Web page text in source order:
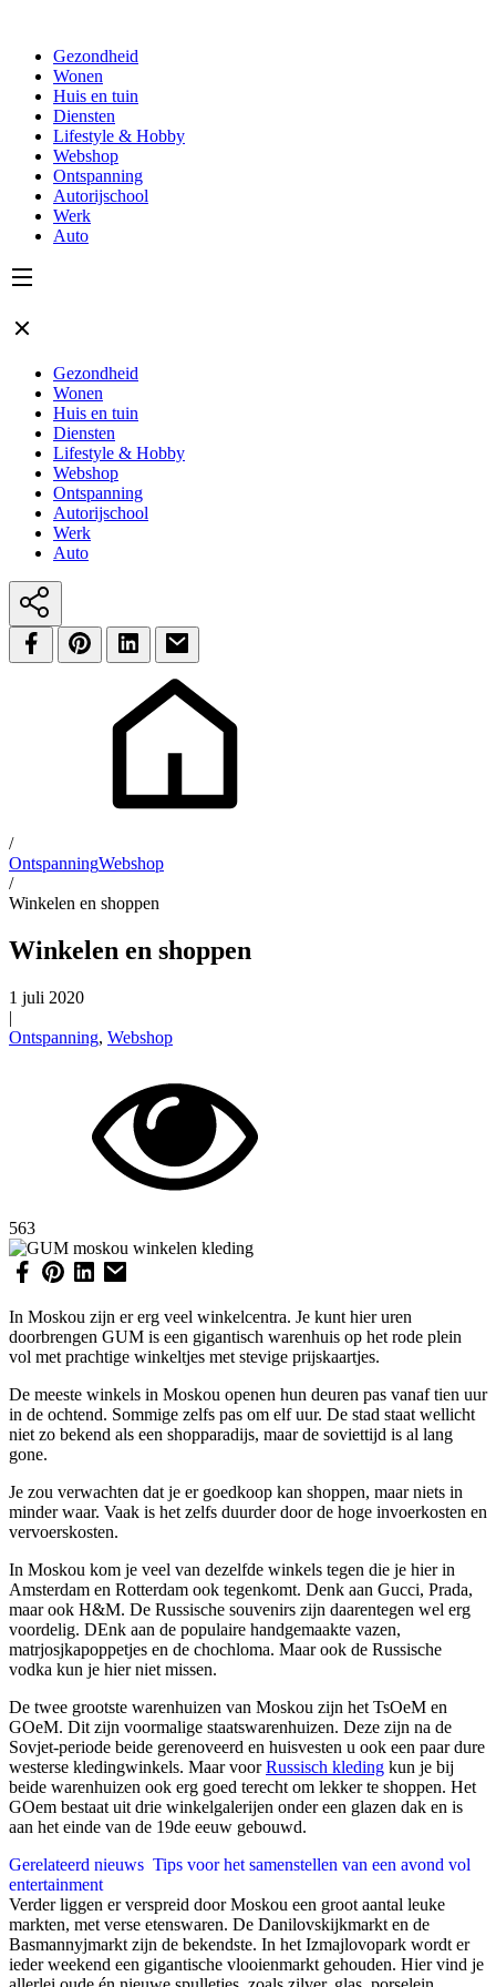
Gezondheid
Wonen
Huis en tuin
Diensten
Lifestyle & Hobby
Webshop
Ontspanning
Autorijschool
Werk
Auto
Gezondheid
Wonen
Huis en tuin
Diensten
Lifestyle & Hobby
Webshop
Ontspanning
Autorijschool
Werk
Auto
/
OntspanningWebshop
/
Winkelen en shoppen
Winkelen en shoppen
1 juli 2020
|
Ontspanning, Webshop
563
In Moskou zijn er erg veel winkelcentra. Je kunt hier uren
doorbrengen GUM is een gigantisch warenhuis op het rode plein
vol met prachtige winkeltjes met stevige prijskaartjes.
De meeste winkels in Moskou openen hun deuren pas vanaf tien uur
in de ochtend. Sommige zelfs pas om elf uur. De stad staat wellicht
niet zo bekend als een shopparadijs, maar de soviettijd is al lang
gone.
Je zou verwachten dat je er goedkoop kan shoppen, maar niets in
minder waar. Vaak is het zelfs duurder door de hoge invoerkosten en
vervoerskosten.
In Moskou kom je veel van dezelfde winkels tegen die je hier in
Amsterdam en Rotterdam ook tegenkomt. Denk aan Gucci, Prada,
maar ook H&M. De Russische souvenirs zijn daarentegen wel erg
voordelig. DEnk aan de populaire handgemaakte vazen,
matrjosjkapoppetjes en de chochloma. Maar ook de Russische
vodka kun je hier niet missen.
De twee grootste warenhuizen van Moskou zijn het TsOeM en
GOeM. Dit zijn voormalige staatswarenhuizen. Deze zijn na de
Sovjet-periode beide gerenoveerd en huisvesten u ook een paar dure
westerse kledingwinkels. Maar voorRussisch kleding kun je bij
beide warenhuizen ook erg goed terecht om lekker te shoppen. Het
GOem bestaat uit drie winkelgalerijen onder een glazen dak en is
aan het einde van de 19de eeuw gebouwd.
Gerelateerd nieuws Tips voor het samenstellen van een avond vol
entertainment
Verder liggen er verspreid door Moskou een groot aantal leuke
markten, met verse etenswaren. De Danilovskijkmarkt en de
Basmannyjmarkt zijn de bekendste. In het Izmajlovopark wordt er
ieder weekend een gigantische vlooienmarkt gehouden. Hier vind je